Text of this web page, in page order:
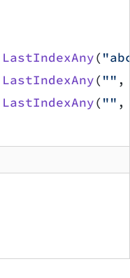
LastIndexAny(
LastIndexAny( ""
LastIndexAny( ""